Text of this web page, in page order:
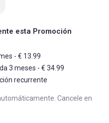
esta Promoción
- € 13.99
3 meses - € 34.99
recurrente
Cancele en